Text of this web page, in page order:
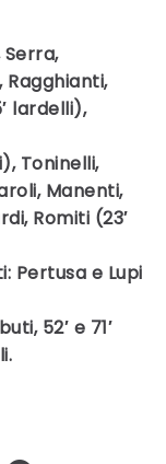
Serra,
Ragghianti,
lardelli),
Toninelli,
Manenti,
Romiti (23′
Pertusa e Lupi
52′ e 71′